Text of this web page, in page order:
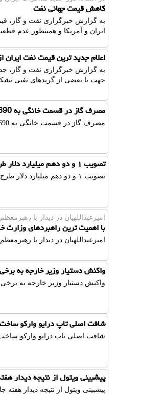
کاهش قیمت جهانی نفت
به گزارش خبرگزاری نفت و گاز،
ایران و آمریکا و همینطور عدم
اعلام جدید ترین قیمت نفت ایران
جهت با بعضی از گریدهای نفتی
مصرف گاز در قسمت خانگی به 690 میلیون متر مکعب رسید
مصرف گاز در قسمت خانگی به 690 میلیون متر مکعب رسید
تصویب ۱ و دو دهم میلیارد دلار طرح سرمایه گذاری خارجی
تصویب ۱ و دو دهم میلیارد دلار طرح سرمایه گذاری خارجی
امیرعبداللهیان در دیدار با
با اهمیت ترین راهبردهای
امیرعبداللهیان در دیدار با
واکنش دستیار وزیر خارجه به برخی
واکنش دستیار وزیر خارجه به برخی
شافت اصلی تاپ درایو وارکو
شافت اصلی تاپ درایو وارکو
پیشبینی ویتول از نتیجه دیدار
پیشبینی ویتول از نتیجه دیدار